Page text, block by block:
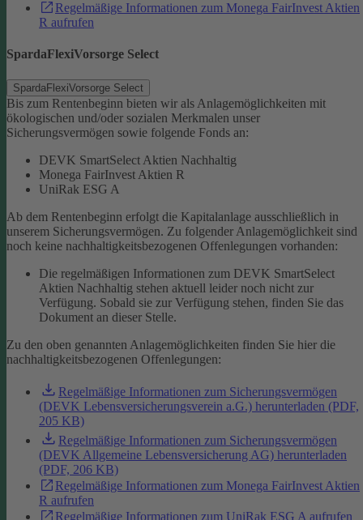
Regelmäßige Informationen zum Monega FairInvest Aktien
R aufrufen
SpardaFlexiVorsorge Select
SpardaFlexiVorsorge Select
Bis zum Rentenbeginn bieten wir als Anlagemöglichkeiten mit
ökologischen und/oder sozialen Merkmalen unser
Sicherungsvermögen sowie folgende Fonds an:
DEVK SmartSelect Aktien Nachhaltig
Monega FairInvest Aktien R
UniRak ESG A
Ab dem Rentenbeginn erfolgt die Kapitalanlage ausschließlich in
unserem Sicherungsvermögen. Zu folgender Anlagemöglichkeit sind
noch keine nachhaltigkeitsbezogenen Offenlegungen vorhanden:
Die regelmäßigen Informationen zum DEVK SmartSelect
Aktien Nachhaltig stehen aktuell leider noch nicht zur
Verfügung. Sobald sie zur Verfügung stehen, finden Sie das
Dokument an dieser Stelle.
Zu den oben genannten Anlagemöglichkeiten finden Sie hier die
nachhaltigkeitsbezogenen Offenlegungen:
Regelmäßige Informationen zum Sicherungsvermögen
(DEVK Lebensversicherungsverein a.G.) herunterladen (PDF,
205 KB)
Regelmäßige Informationen zum Sicherungsvermögen
(DEVK Allgemeine Lebensversicherung AG) herunterladen
(PDF, 206 KB)
Regelmäßige Informationen zum Monega FairInvest Aktien
R aufrufen
Regelmäßige Informationen zum UniRak ESG A aufrufen